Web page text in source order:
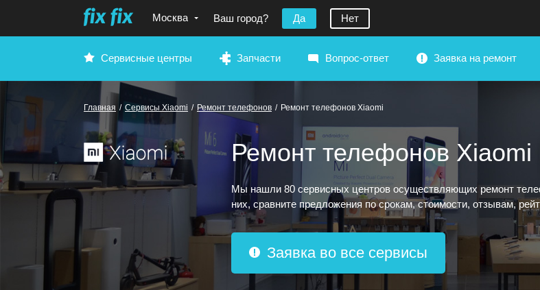
Москва Ваш город? Да Нет
Сервисные центры Запчасти Вопрос-ответ Заявка на ремонт
Главная / Сервисы Xiaomi / Ремонт телефонов / Ремонт телефонов Xiaomi
Ремонт телефонов Xiaomi
Мы нашли 80 сервисных центров осуществляющих ремонт
них, сравните предложения по срокам, стоимости, отзывам,
Заявка во все сервисы